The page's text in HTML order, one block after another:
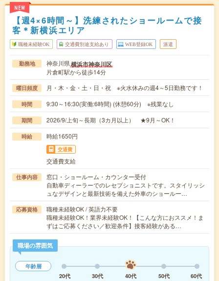
NEW
【週4×6時間～】洗練されたショールームで接
客＊新横浜エリア
職種未経験OK 交通費別途支給あり WEB登録OK 派遣
勤務地 神奈川県横浜市神奈川区
片倉町駅から徒歩14分
曜日頻度 月・木・金・土・日・祝 ※火水休みの週4～5日勤務です！
時間 9:30～16:30(実働:6時間) (休憩60分) ※残業なし
期間 2026/9/上旬～長期（3カ月以上） ★9月～OK！
時給 時給1650円
交通費
交通費支給
仕事内容
窓口・ショールーム・カウンター受付
自動車ディーラーでのレセプショニストです。スタイリッシ
ュなデザインと最新技術を備えた外車のショールー…
応募資格
職種未経験OK / 英語力不要
職種未経験OK！業界未経験OK！【こんな方におススメ！ま
ずはご応募ください／歓迎条件】接客経験がある…
職場の雰囲気
年齢層
20代
30代 40代 50代 60代